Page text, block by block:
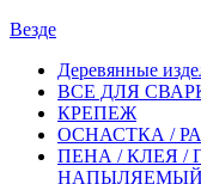
Везде
Деревянные
ВСЕ ДЛЯ
КРЕПЕЖ
ОСНАСТКА /
ПЕНА / КЛЕЯ /
НАПЫЛЯЕМЫЙ